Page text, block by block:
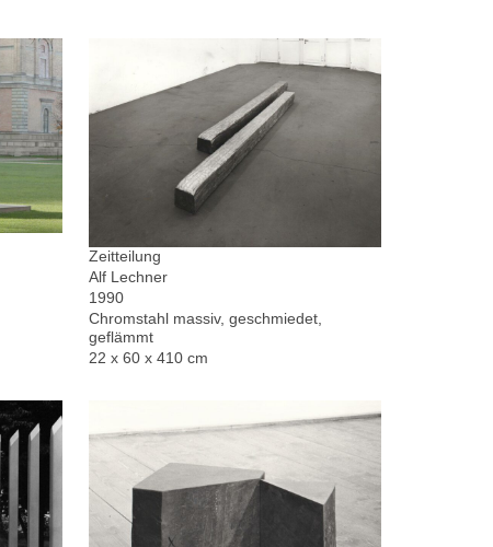
Zeitteilung
Alf Lechner
1990
Chromstahl massiv, geschmiedet,
geflämmt
22 x 60 x 410 cm